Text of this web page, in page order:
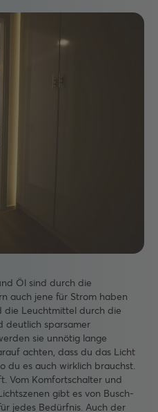
Öl sind durch die
auch jene für Strom haben
die Leuchtmittel durch die
deutlich sparsamer
sie unnötig lange
achten, dass du das Licht
du es auch wirklich brauchst.
Vom Komfortschalter und
gibt es von Busch-
jedes Bedürfnis. Auch der